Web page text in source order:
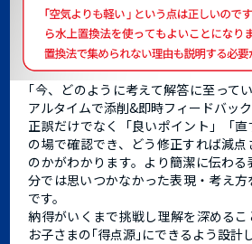
｢今、どのように考えて解答に至って
アルタイムで添削&即時フィードバッ
正誤だけでなく「良いポイント」「
の場で確認でき、どう修正すれば減
のかがわかります。より簡潔に伝わ
分では思いつかなかった表現・考え
です。
納得がいくまで挑戦し理解を深める
お子さまの｢得点源｣にできるよう設計